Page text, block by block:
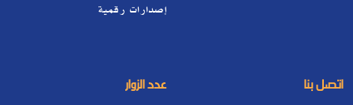
إصدارات رقمية
اتصل بنا عدد الزوار